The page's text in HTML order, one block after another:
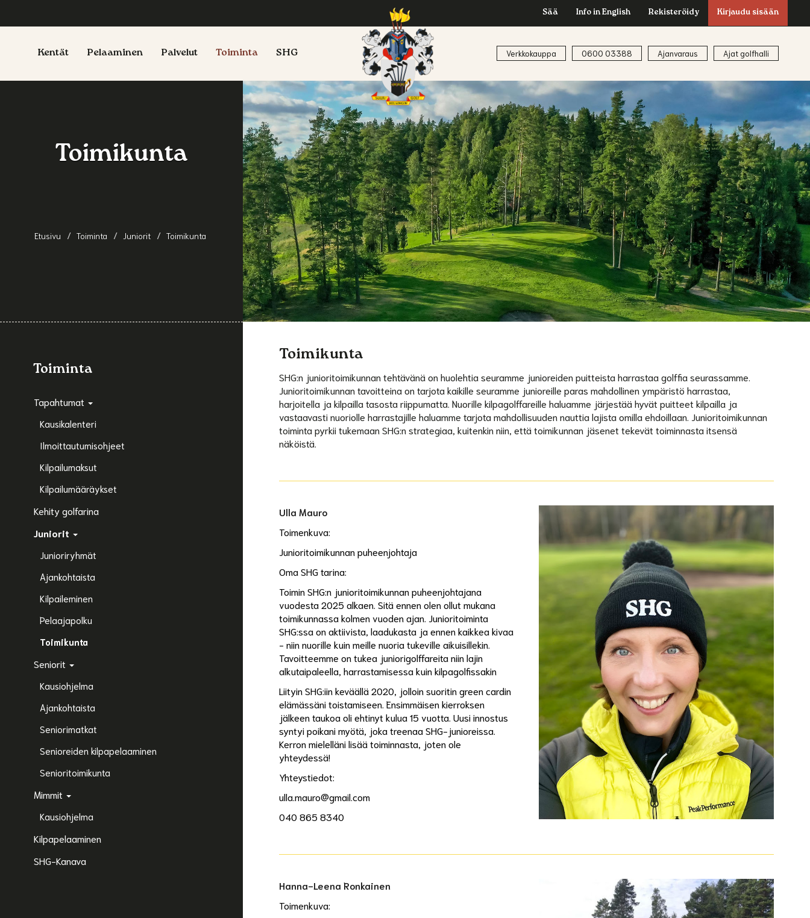
Sää Info in English Rekisteröidy Kirjaudu sisään
Kentät Pelaaminen Palvelut Toiminta SHG Ajat golfhalli
Ajanvaraus
0600 03388
Verkkokauppa
Etusivu Toiminta Juniorit Toimikunta
Toimikunta
Toimikunta
SHG:n junioritoimikunnan tehtävänä on huolehtia seuramme junioreiden puitteista harrastaa golffia seurassamme.
Junioritoimikunnan tavoitteina on tarjota kaikille seuramme junioreille paras mahdollinen ympäristö harrastaa,
harjoitella ja kilpailla tasosta riippumatta. Nuorille kilpagolffareille haluamme järjestää hyvät puitteet kilpailla ja
vastaavasti nuoriolle harrastajille haluamme tarjota mahdollisuuden nauttia lajista omilla ehdoillaan. Junioritoimikunnan
toiminta pyrkii tukemaan SHG:n strategiaa, kuitenkin niin, että toimikunnan jäsenet tekevät toiminnasta itsensä
näköistä.
Ulla Mauro
Toimenkuva:
Junioritoimikunnan puheenjohtaja
Oma SHG tarina:
Toimin SHG:n junioritoimikunnan puheenjohtajana
vuodesta 2025 alkaen. Sitä ennen olen ollut mukana
toimikunnassa kolmen vuoden ajan. Junioritoiminta
SHG:ssa on aktiivista, laadukasta ja ennen kaikkea kivaa
- niin nuorille kuin meille nuoria tukeville aikuisillekin.
Tavoitteemme on tukea juniorigolffareita niin lajin
alkutaipaleella, harrastamisessa kuin kilpagolfissakin
Liityin SHG:iin keväällä 2020, jolloin suoritin green cardin
elämässäni toistamiseen. Ensimmäisen kierroksen
jälkeen taukoa oli ehtinyt kulua 15 vuotta. Uusi innostus
syntyi poikani myötä, joka treenaa SHG-junioreissa.
Kerron mielelläni lisää toiminnasta, joten ole
yhteydessä!
Yhteystiedot:
ulla.mauro@gmail.com
​​​​​​​040 865 8340
Hanna-Leena Ronkainen
Toimenkuva:
Toiminta
Tapahtumat
Kausikalenteri
Ilmoittautumisohjeet
Kilpailumaksut
Kilpailumääräykset
Kehity golfarina
Juniorit
Junioriryhmät
Ajankohtaista
Kilpaileminen
Pelaajapolku
Toimikunta
Seniorit
Kausiohjelma
Ajankohtaista
Seniorimatkat
Senioreiden kilpapelaaminen
Senioritoimikunta
Mimmit
Kausiohjelma
Kilpapelaaminen
SHG-Kanava